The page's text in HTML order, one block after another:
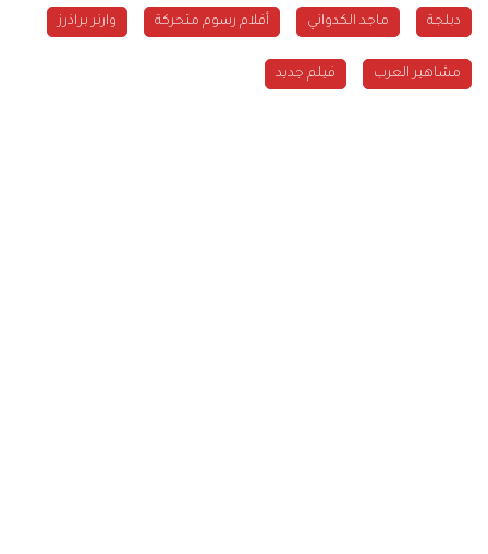
دبلجة ماجد الكدواني أفلام رسوم متحركة وارنر براذرز
مشاهير العرب فيلم جديد